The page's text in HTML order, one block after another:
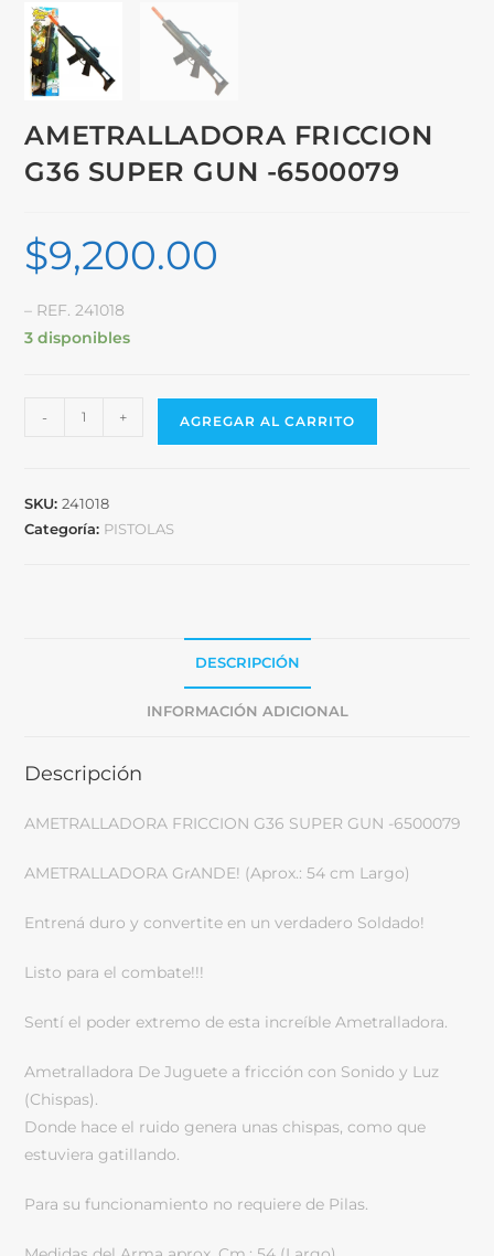
AMETRALLADORA FRICCION
G36 SUPER GUN -6500079
$9,200.00
– REF. 241018
3 disponibles
- + AGREGAR AL CARRITO
SKU:241018
Categoría: PISTOLAS
DESCRIPCIÓN
INFORMACIÓN ADICIONAL
Descripción
AMETRALLADORA FRICCION G36 SUPER GUN -6500079
AMETRALLADORA GrANDE! (Aprox.: 54 cm Largo)
Entrená duro y convertite en un verdadero Soldado!
Listo para el combate!!!
Sentí el poder extremo de esta increíble Ametralladora.
Ametralladora De Juguete a fricción con Sonido y Luz
(Chispas).
Donde hace el ruido genera unas chispas, como que
estuviera gatillando.
Para su funcionamiento no requiere de Pilas.